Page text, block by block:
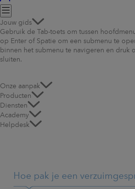
Jouw gids
Gebruik de Tab-toets om tussen
op Enter of Spatie om een submenu te
binnen het submenu te navigeren en druk
sluiten.
Onze aanpak
Producten
Diensten
Academy
Helpdesk
Hoe pak je een